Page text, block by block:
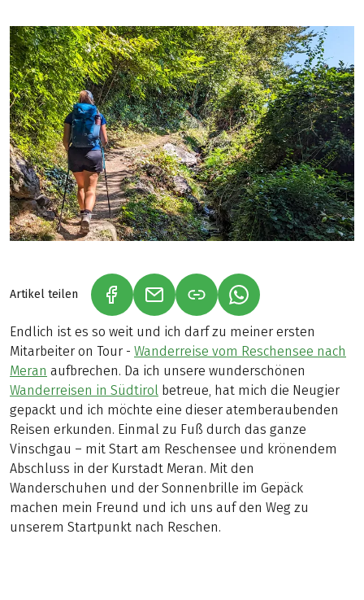
Artikel teilen (LINK ÖFFNET IN NEUEM TAB)
(LINK ÖFFNET IN NEUEM TAB)
(LINK ÖFFNET IN
Endlich ist es so weit und ich darf zu meiner ersten
Mitarbeiter on Tour - Wanderreise vom Reschensee nach
Meran aufbrechen. Da ich unsere wunderschönen
Wanderreisen in Südtirol betreue, hat mich die Neugier
gepackt und ich möchte eine dieser atemberaubenden
Reisen erkunden. Einmal zu Fuß durch das ganze
Vinschgau – mit Start am Reschensee und krönendem
Abschluss in der Kurstadt Meran. Mit den
Wanderschuhen und der Sonnenbrille im Gepäck
machen mein Freund und ich uns auf den Weg zu
unserem Startpunkt nach Reschen.